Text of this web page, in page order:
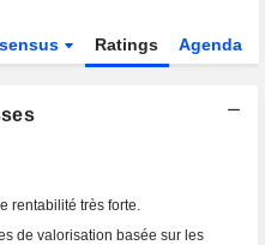
Ratings Agenda
rentabilité très forte.
de valorisation basée sur les